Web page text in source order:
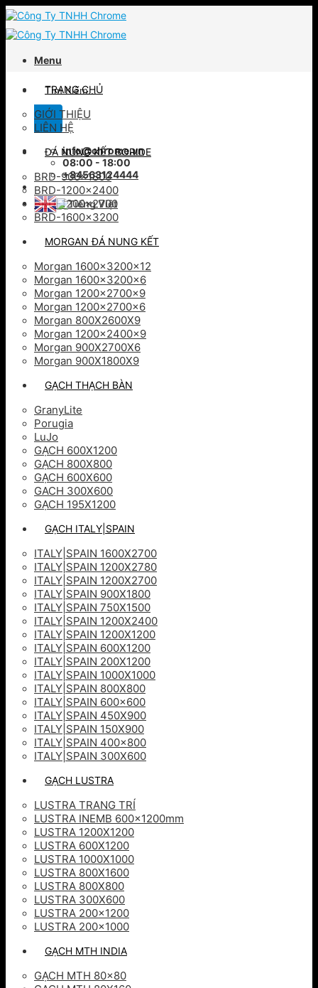
Skip
to
content
Menu
kiếm:
info@chrome.vn
08:00 - 18:00
+84563124444
TRANG CHỦ
GIỚI THIỆU
LIÊN HỆ
ĐÁ NUNG KẾT BORIDE
BRD-900×1800
BRD-1200×2400
BRD-1200×2700
BRD-1600×3200
MORGAN ĐÁ NUNG KẾT
Morgan 1600x3200x12
Morgan 1600x3200x6
Morgan 1200x2700x9
Morgan 1200x2700x6
Morgan 800X2600X9
Morgan 1200x2400x9
Morgan 900X2700X6
Morgan 900X1800X9
GẠCH THẠCH BÀN
GranyLite
Porugia
LuJo
GẠCH 600X1200
GẠCH 800X800
GẠCH 600X600
GACH 300X600
GẠCH 195X1200
GẠCH ITALY|SPAIN
ITALY|SPAIN 1600X2700
ITALY|SPAIN 1200X2780
ITALY|SPAIN 1200X2700
ITALY|SPAIN 900X1800
ITALY|SPAIN 750X1500
ITALY|SPAIN 1200X2400
ITALY|SPAIN 1200X1200
ITALY|SPAIN 600X1200
ITALY|SPAIN 200X1200
ITALY|SPAIN 1000X1000
ITALY|SPAIN 800X800
ITALY|SPAIN 600×600
ITALY|SPAIN 450X900
ITALY|SPAIN 150X900
ITALY|SPAIN 400×800
ITALY|SPAIN 300X600
GẠCH LUSTRA
LUSTRA TRANG TRÍ
LUSTRA INEMB 600x1200mm
LUSTRA 1200X1200
LUSTRA 600X1200
LUSTRA 1000X1000
LUSTRA 800X1600
LUSTRA 800X800
LUSTRA 300X600
LUSTRA 200×1200
LUSTRA 200×1000
GẠCH MTH INDIA
GẠCH MTH 80×80